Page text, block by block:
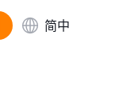
简中